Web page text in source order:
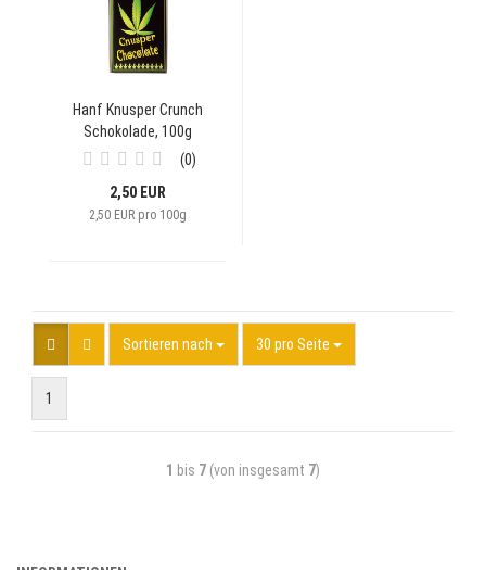
Hanf Knusper Crunch
Schokolade, 100g
0
2,50 EUR
2,50 EUR pro 100g
Sortieren nach 30 pro Seite
1
1 bis 7 (von insgesamt 7)